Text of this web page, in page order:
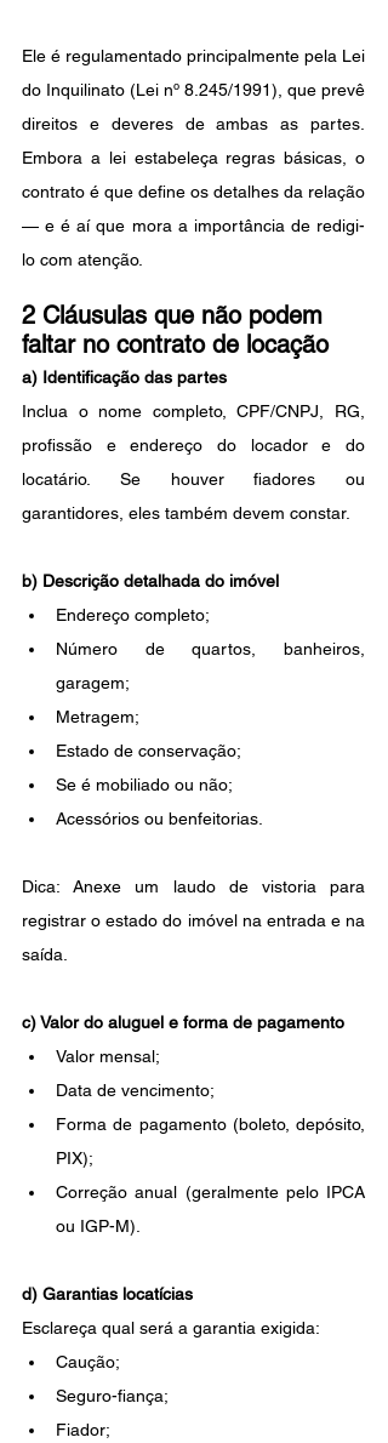
Ele é regulamentado principalmente pela Lei
do Inquilinato (Lei nº 8.245/1991), que prevê
direitos e deveres de ambas as partes.
Embora a lei estabeleça regras básicas, o
contrato é que define os detalhes da relação
— e é aí que mora a importância de redigi-
lo com atenção.
2 Cláusulas que não podem
faltar no contrato de locação
a) Identificação das partes
Inclua o nome completo, CPF/CNPJ, RG,
profissão e endereço do locador e do
locatário. Se houver fiadores ou
garantidores, eles também devem constar.
b) Descrição detalhada do imóvel
Endereço completo;
Número de quartos, banheiros,
garagem;
Metragem;
Estado de conservação;
Se é mobiliado ou não;
Acessórios ou benfeitorias.
Dica: Anexe um laudo de vistoria para
registrar o estado do imóvel na entrada e na
saída.
c) Valor do aluguel e forma de pagamento
Valor mensal;
Data de vencimento;
Forma de pagamento (boleto, depósito,
PIX);
Correção anual (geralmente pelo IPCA
ou IGP-M).
d) Garantias locatícias
Esclareça qual será a garantia exigida:
Caução;
Seguro-fiança;
Fiador;